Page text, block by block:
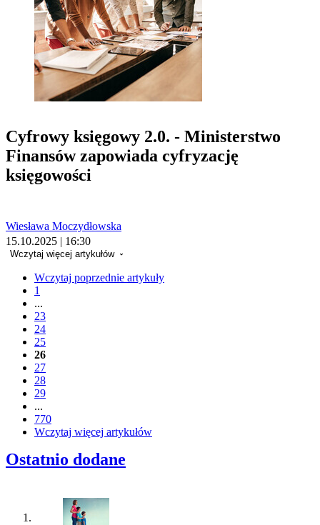
Cyfrowy księgowy 2.0. - Ministerstwo
Finansów zapowiada cyfryzację
księgowości
Wiesława Moczydłowska
15.10.2025 | 16:30
Wczytaj więcej artykułów
Wczytaj poprzednie artykuły
1
...
23
24
25
26
27
28
29
...
770
Wczytaj więcej artykułów
Ostatnio dodane